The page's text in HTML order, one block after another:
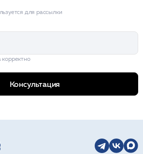
для рассылки
Консультация